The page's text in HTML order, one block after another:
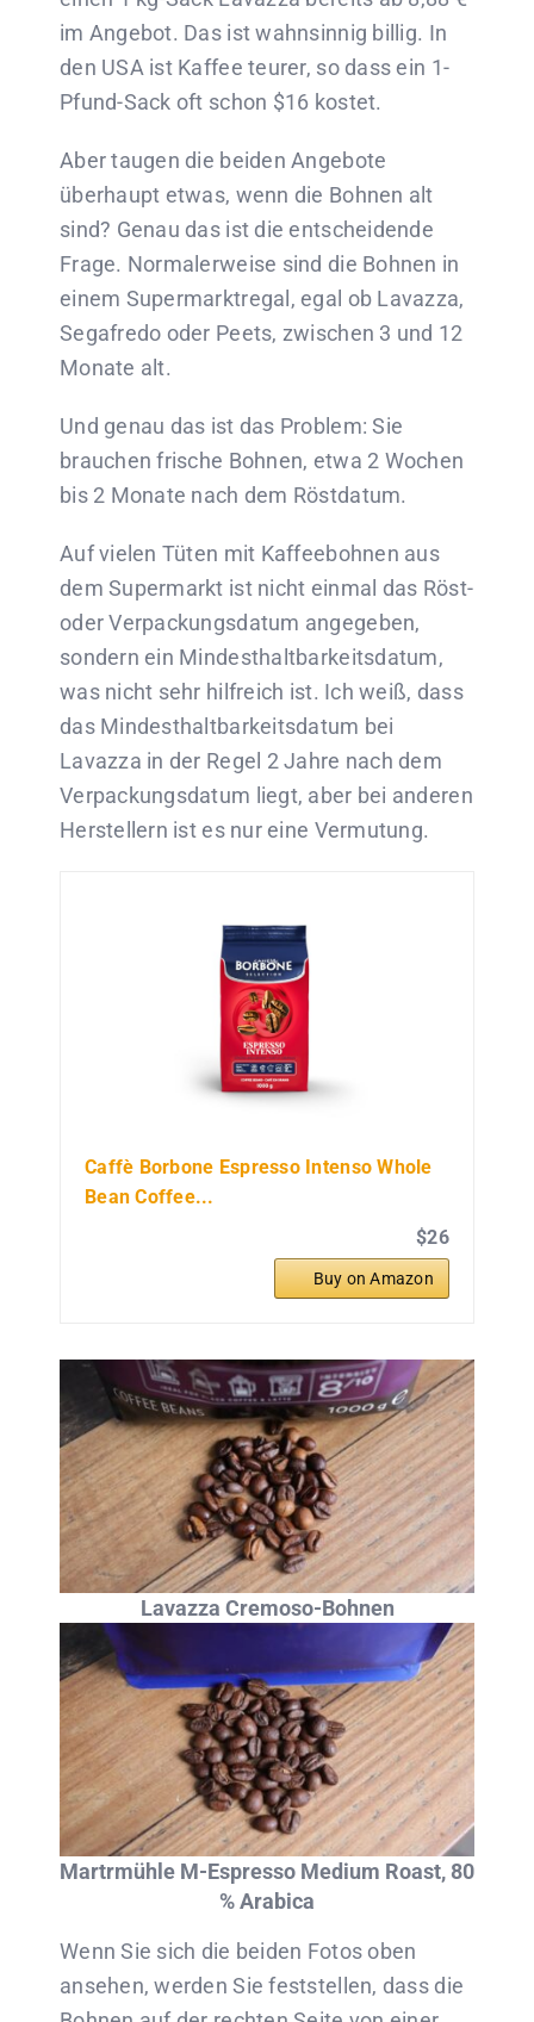
im Angebot. Das ist wahnsinnig billig. In
den USA ist Kaffee teurer, so dass ein 1-
Pfund-Sack oft schon $16 kostet.
Aber taugen die beiden Angebote
überhaupt etwas, wenn die Bohnen alt
sind? Genau das ist die entscheidende
Frage. Normalerweise sind die Bohnen in
einem Supermarktregal, egal ob Lavazza,
Segafredo oder Peets, zwischen 3 und 12
Monate alt.
Und genau das ist das Problem: Sie
brauchen frische Bohnen, etwa 2 Wochen
bis 2 Monate nach dem Röstdatum.
Auf vielen Tüten mit Kaffeebohnen aus
dem Supermarkt ist nicht einmal das Röst-
oder Verpackungsdatum angegeben,
sondern ein Mindesthaltbarkeitsdatum,
was nicht sehr hilfreich ist. Ich weiß, dass
das Mindesthaltbarkeitsdatum bei
Lavazza in der Regel 2 Jahre nach dem
Verpackungsdatum liegt, aber bei anderen
Herstellern ist es nur eine Vermutung.
Caffè Borbone Espresso Intenso Whole
Bean Coffee...
$26
Buy on Amazon
Lavazza Cremoso-Bohnen
Martrmühle M-Espresso Medium Roast, 80
% Arabica
Wenn Sie sich die beiden Fotos oben
ansehen, werden Sie feststellen, dass die